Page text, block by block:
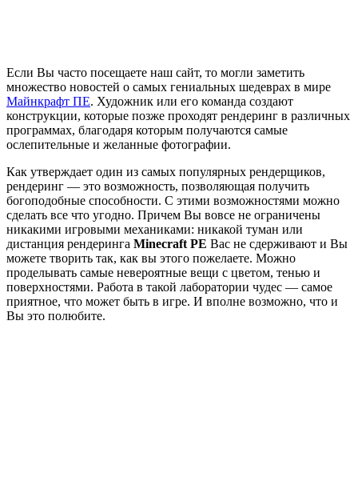
Если Вы часто посещаете наш сайт, то могли заметить
множество новостей о самых гениальных шедеврах в мире
Майнкрафт ПЕ. Художник или его команда создают
конструкции, которые позже проходят рендеринг в различных
программах, благодаря которым получаются самые
ослепительные и желанные фотографии.
Как утверждает один из самых популярных рендерщиков,
рендеринг — это возможность, позволяющая получить
богоподобные способности. С этими возможностями можно
сделать все что угодно. Причем Вы вовсе не ограничены
никакими игровыми механиками: никакой туман или
дистанция рендеринга Minecraft PE Вас не сдерживают и Вы
можете творить так, как вы этого пожелаете. Можно
проделывать самые невероятные вещи с цветом, тенью и
поверхностями. Работа в такой лаборатории чудес — самое
приятное, что может быть в игре. И вполне возможно, что и
Вы это полюбите.